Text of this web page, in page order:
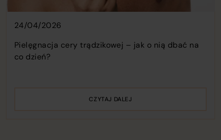
24/04/2026
Pielęgnacja cery trądzikowej – jak o nią dbać na
co dzień?
CZYTAJ DALEJ